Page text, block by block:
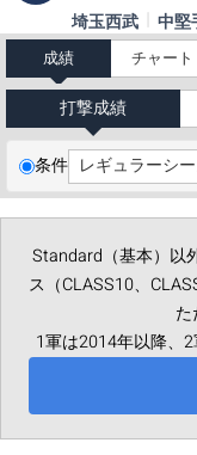
埼玉西武 中堅
成績 チャート
打撃成績
条件
Standard（基本）以
ス（CLASS10、
た
1軍は2014年以降、